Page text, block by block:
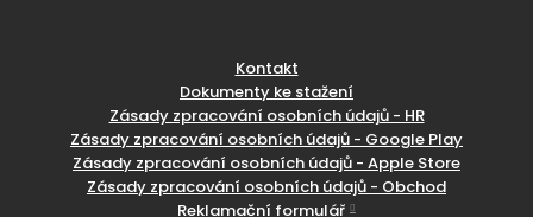
Kontakt
Dokumenty ke stažení
Zásady zpracování osobních údajů - HR
Zásady zpracování osobních údajů - Google Play
Zásady zpracování osobních údajů - Apple Store
Zásady zpracování osobních údajů - Obchod
Reklamační formulář